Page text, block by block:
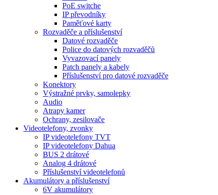
PoE switche
IP převodníky
Paměťové karty
Rozvaděče a příslušenství
Datové rozvaděče
Police do datových rozvaděčů
Vyvazovací panely
Patch panely a kabely
Příslušenství pro datové rozvaděče
Konektory
Výstražné prvky, samolepky
Audio
Atrapy kamer
Ochrany, zesilovače
Videotelefony, zvonky
IP videotelefony TVT
IP videotelefony Dahua
BUS 2 drátové
Analog 4 drátové
Příslušenství videotelefonů
Akumulátory a příslušenství
6V akumulátory